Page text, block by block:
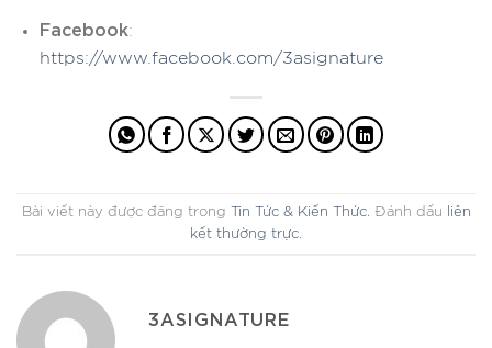
Facebook:
https://www.facebook.com/3asignature
Bài viết này được đăng trong Tin Tức & Kiến Thức. Đánh dấu
liên
kết thường trực.
3ASIGNATURE